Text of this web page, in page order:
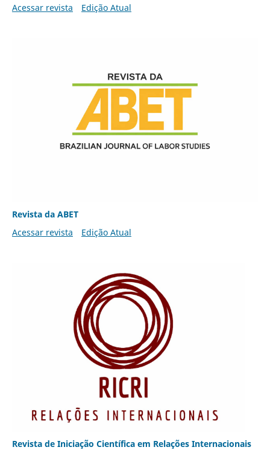
Acessar revista Edição Atual
Revista da ABET
Acessar revista
Edição Atual
Revista de Iniciação Científica em Relações Internacionais